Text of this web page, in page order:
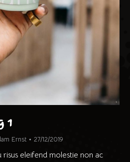
1
Ernst 27/12/2019
risus eleifend molestie non ac